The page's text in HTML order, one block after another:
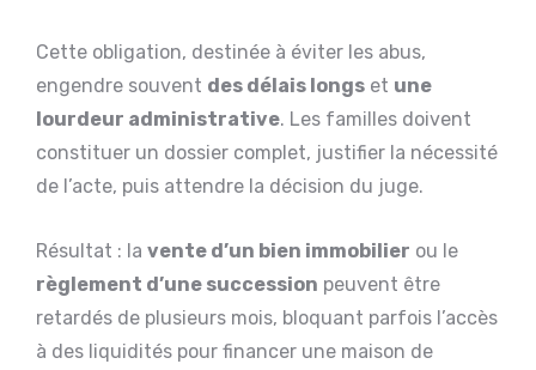
Cette obligation, destinée à éviter les abus,
engendre souvent des délais longs et une
lourdeur administrative. Les familles doivent
constituer un dossier complet, justifier la nécessité
de l’acte, puis attendre la décision du juge.
Résultat : la vente d’un bien immobilier ou le
règlement d’une succession peuvent être
retardés de plusieurs mois, bloquant parfois l’accès
à des liquidités pour financer une maison de